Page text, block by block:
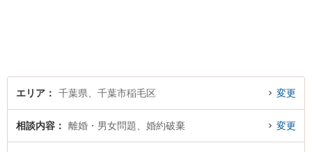
エリア 千葉県、千葉市稲毛区 変更
相談内容 離婚・男女問題、婚約破棄 変更